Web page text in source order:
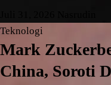
Teknologi
Mark
China, Soroti